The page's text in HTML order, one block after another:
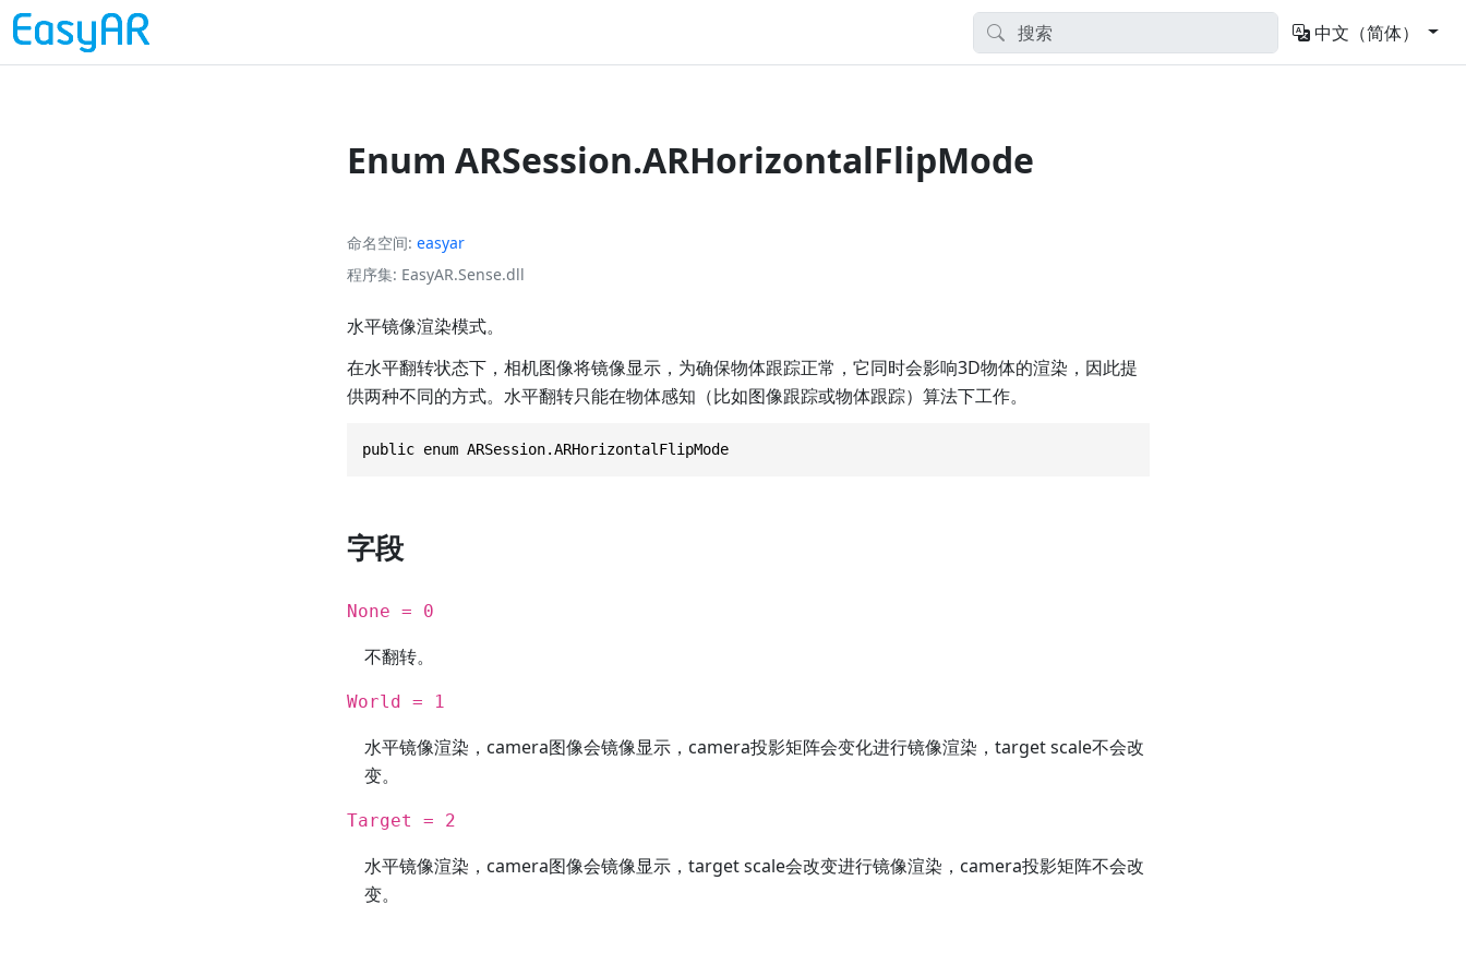
中文（简体）
Enum ARSession.ARHorizontalFlipMode
命名空间 easyar
程序集 EasyAR.Sense.dll
水平镜像渲染模式。
在水平翻转状态下，相机图像将镜像显示，为确保物体跟踪正常，它同时会影响3D物体的渲染，因此提
供两种不同的方式。水平翻转只能在物体感知（比如图像跟踪或物体跟踪）算法下工作。
public enum ARSession.ARHorizontalFlipMode
字段
None = 0
不翻转。
World = 1
水平镜像渲染，camera图像会镜像显示，camera投影矩阵会变化进行镜像渲染，target scale不会改
变。
Target = 2
水平镜像渲染，camera图像会镜像显示，target scale会改变进行镜像渲染，camera投影矩阵不会改
变。